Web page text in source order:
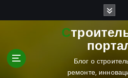
Строительный
Блог о
ремонте,